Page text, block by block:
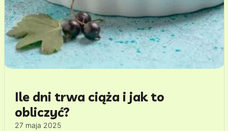
Ile dni trwa ciąża i jak to
obliczyć?
27 maja 2025